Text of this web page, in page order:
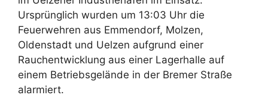
Ursprünglich wurden um 13:03 Uhr die
Feuerwehren aus Emmendorf, Molzen,
Oldenstadt und Uelzen aufgrund einer
Rauchentwicklung aus einer Lagerhalle auf
einem Betriebsgelände in der Bremer Straße
alarmiert.